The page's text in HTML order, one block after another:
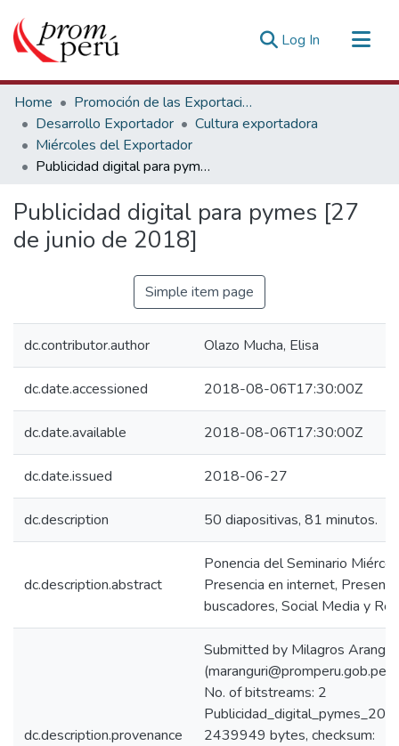
Log In (current)
Communities & Collections
All of DSpace
Statistics
Estadísticas Externas
Home
Promoción de las Exportaciones
Desarrollo Exportador
Cultura exportadora
Miércoles del Exportador
Publicidad digital para pymes [27 de junio de 2018]
Publicidad digital para pymes [27
de junio de 2018]
Simple item page
dc.contributor.author Olazo Mucha, Elisa
dc.date.accessioned 2018-08-06T17:30:00Z
dc.date.available 2018-08-06T17:30:00Z
dc.date.issued 2018-06-27
dc.description 50 diapositivas, 81 minutos.
dc.description.abstract
Ponencia del Seminario
Presencia en internet,
buscadores, Social Media y
dc.description.provenance
Submitted by Milagros Aranguri
No. of bitstreams: 2
2439949 bytes, checksum: